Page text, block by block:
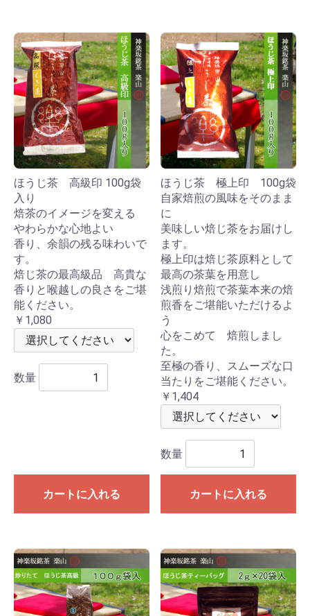
ほうじ茶 高級印 100g袋
入り
焙茶のイメージを変える
やわらかな心地よい
香り、余韻の残る味わいで
す。
焙じ茶の最高級品 高貴な
香りと喉越しの良さをご堪
能ください。
￥1,080
数量
カートに入れる
ほうじ茶 極上印 100g袋
自家焙煎の風味をそのまま
に
美味しい焙じ茶をお届けし
ます。
極上印は焙じ茶原料として
最高の茶葉を用意し
浅煎り焙煎で茶葉本来の焙
煎香をご堪能いただけるよ
う
心をこめて 焙煎しまし
た。
至極の香り、スムーズな口
当たりをご堪能ください。
￥1,404
数量
カートに入れる